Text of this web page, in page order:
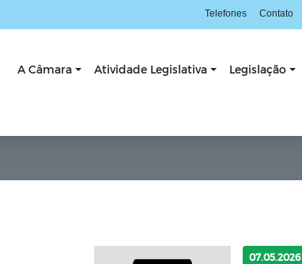
Telefones Contato
A Câmara Atividade Legislativa Legislação
07.05.2026